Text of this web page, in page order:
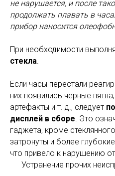
не нарушается, и после
продолжать плавать в
прибор наносится
При необходимости
стекла.
Если часы перестали
них появились черные
артефакты и т. д., следует
дисплей в сборе. Это
гаджета, кроме
затронуты и более
что привело к нарушению
Устранение прочих